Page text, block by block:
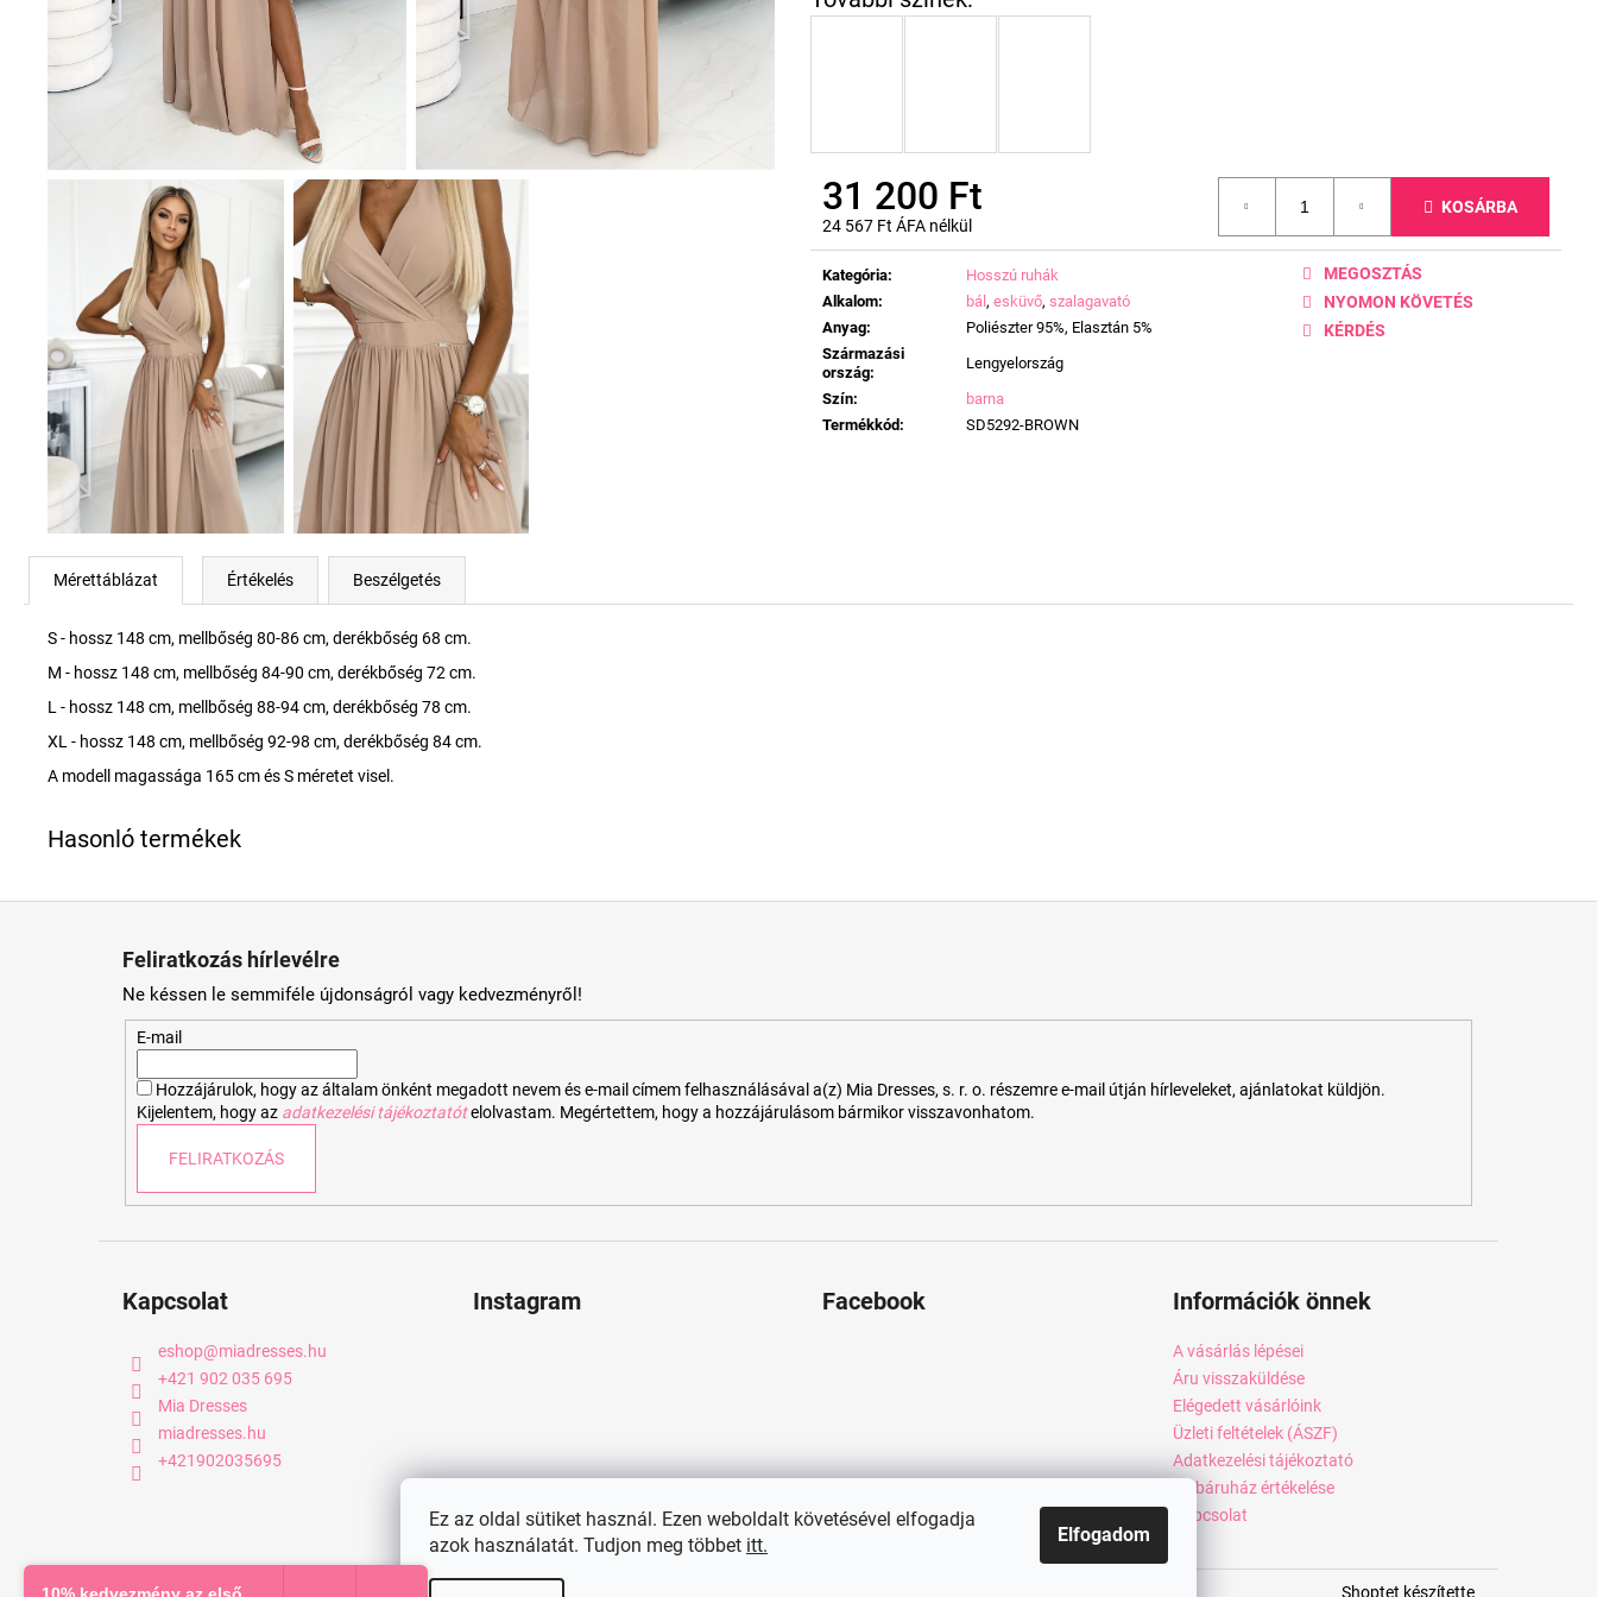
Ez az oldal sütiket használ. Ezen weboldalt követésével elfogadja
azok használatát. Tudjon meg többet itt. Elfogadom
31 200 Ft
24 567 Ft ÁFA nélkül
Egységár:
KOSÁRBA
Kategória:
Hosszú ruhák
Alkalom: bál, esküvő, szalagavató
Anyag:
Poliészter 95%, Elasztán 5%
Származási
ország:
Lengyelország
Szín:
barna
Termékkód: SD5292-BROWN
KÉRDÉS
NYOMON KÖVETÉS
MEGOSZTÁS
Mérettáblázat Értékelés Beszélgetés
S - hossz 148 cm, mellbőség 80-86 cm, derékbőség 68 cm.
M - hossz 148 cm, mellbőség 84-90 cm, derékbőség 72 cm.
L - hossz 148 cm, mellbőség 88-94 cm, derékbőség 78 cm.
XL - hossz 148 cm, mellbőség 92-98 cm, derékbőség 84 cm.
A modell magassága 165 cm és S méretet visel.
Feliratkozás hírlevélre
Ne késsen le semmiféle újdonságról vagy kedvezményről!
E-mail
Hozzájárulok, hogy az általam önként megadott nevem és e-mail címem felhasználásával a(z) Mia Dresses, s. r. o. részemre e-mail útján hírleveleket, ajánlatokat küldjön.
Kijelentem, hogy az adatkezelési tájékoztatót elolvastam. Megértettem, hogy a hozzájárulásom bármikor visszavonhatom.
FELIRATKOZÁS
Kapcsolat
eshop@miadresses.hu
+421 902 035 695
Mia Dresses
miadresses.hu
+421902035695
Instagram Facebook Információk önnek
A vásárlás lépései
Áru visszaküldése
Elégedett vásárlóink
Üzleti feltételek (ÁSZF)
Adatkezelési tájékoztató
Webáruház értékelése
Kapcsolat
Shoptet készítette
Copyright 2026miadresses.hu